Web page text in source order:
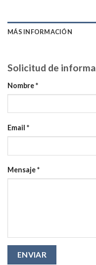
MÁS INFORMACIÓN
Solicitud de
Nombre *
Email *
Mensaje *